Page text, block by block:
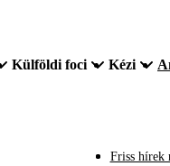
Külföldi foci Kézi
Friss hírek